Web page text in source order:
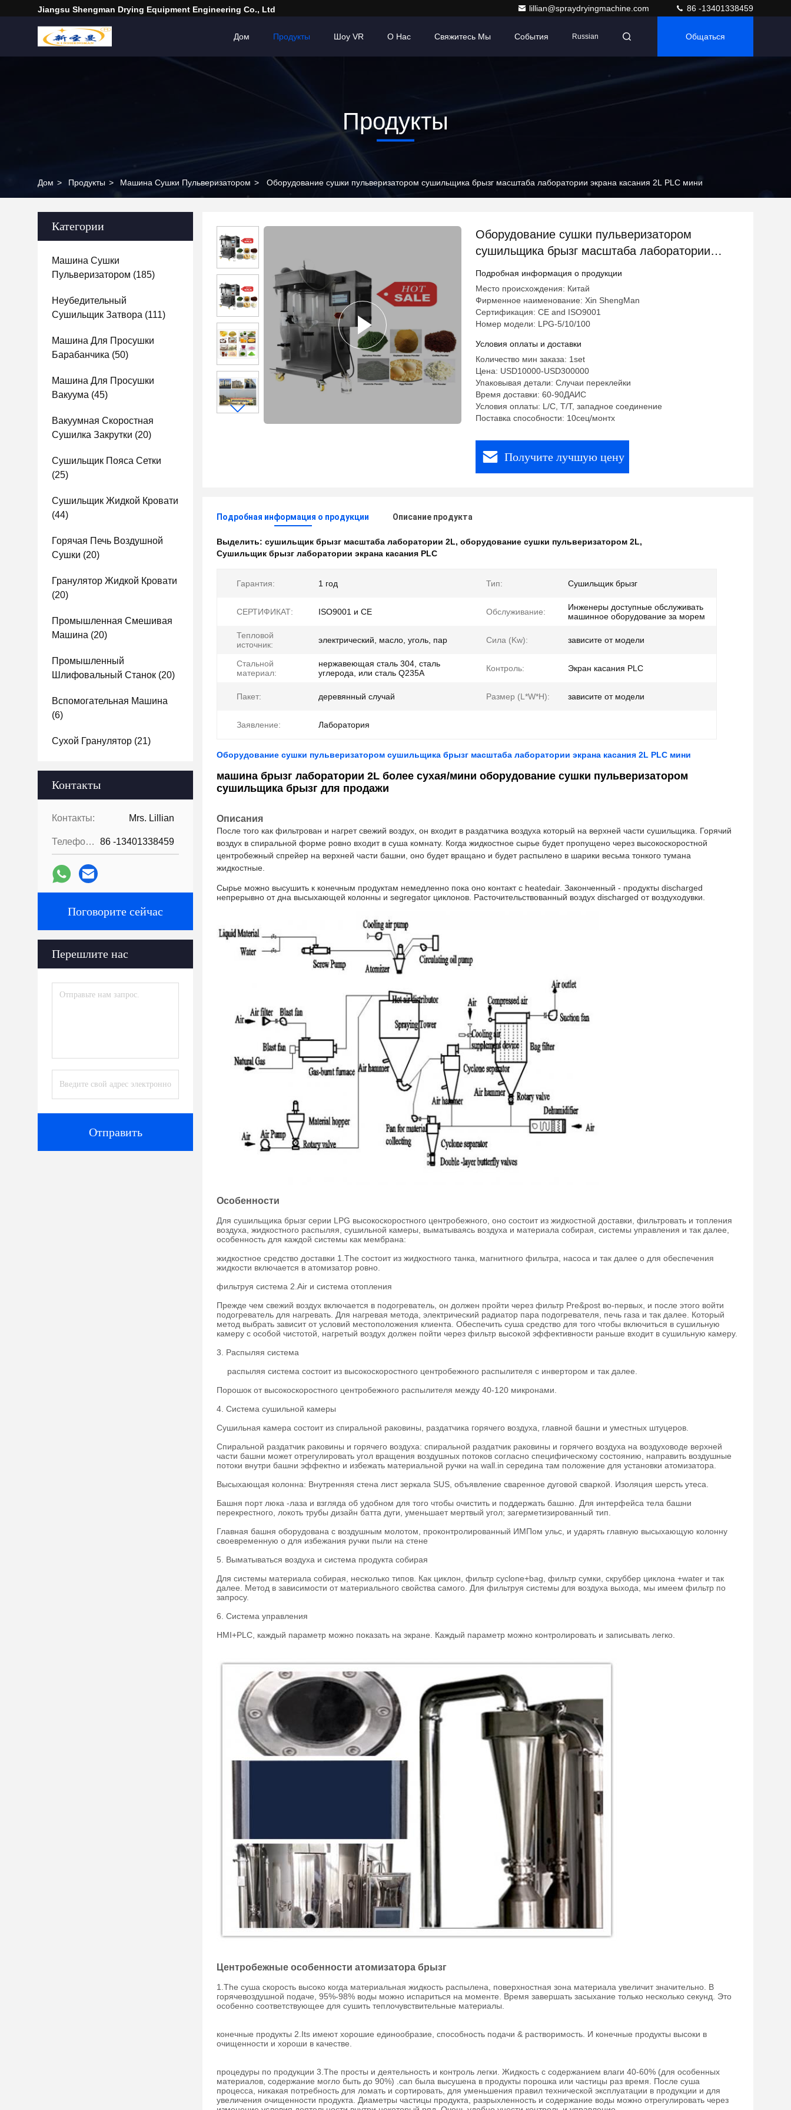
Jiangsu Shengman Drying Equipment Engineering Co., Ltd lillian@spraydryingmachine.com 86 -13401338459
Дом Продукты Шоу VR О Нас Свяжитесь Мы События Russian Общаться
Продукты
Дом > Продукты > Машина Сушки Пульверизатором > Оборудование сушки пульверизатором сушильщика брызг масштаба лаборатории экрана касания 2L PLC мини
Категории
Машина Сушки
Пульверизатором (185)
Неубедительный
Сушильщик Затвора (111)
Машина Для Просушки
Барабанчика (50)
Машина Для Просушки
Вакуума (45)
Вакуумная Скоростная
Сушилка Закрутки (20)
Сушильщик Пояса Сетки
(25)
Сушильщик Жидкой Кровати
(44)
Горячая Печь Воздушной
Сушки (20)
Гранулятор Жидкой Кровати
(20)
Промышленная Смешивая
Машина (20)
Промышленный
Шлифовальный Станок (20)
Вспомогательная Машина
(6)
Сухой Гранулятор (21)
Контакты
Контакты: Mrs. Lillian
Телефон:: 86 -13401338459
Поговорите сейчас
Перешлите нас
Отправить
Оборудование сушки пульверизатором
сушильщика брызг масштаба лаборатории
экрана касания 2L PLC мини
Подробная информация о продукции
Место происхождения: Китай
Фирменное наименование: Xin ShengMan
Сертификация: CE and ISO9001
Номер модели: LPG-5/10/100
Условия оплаты и доставки
Количество мин заказа: 1set
Цена: USD10000-USD300000
Упаковывая детали: Случаи переклейки
Время доставки: 60-90ДАИС
Условия оплаты: L/C, T/T, западное соединение
Поставка способности: 10сец/монтх
Получите лучшую цену
Подробная информация о продукции Описание продукта
Выделить: сушильщик брызг масштаба лаборатории 2L, оборудование сушки пульверизатором 2L,
Сушильщик брызг лаборатории экрана касания PLC
Гарантия: 1 год Тип: Сушильщик брызг
СЕРТИФИКАТ: ISO9001 и CE Обслуживание:
Инженеры доступные обслуживать
машинное оборудование за морем
Тепловой
источник:
электрический, масло, уголь, пар Сила (Kw): зависите от модели
Стальной
материал:
нержавеющая сталь 304, сталь
углерода, или сталь Q235A
Контроль: Экран касания PLC
Пакет: деревянный случай Размер (L*W*H): зависите от модели
Заявление: Лаборатория
Оборудование сушки пульверизатором сушильщика брызг масштаба лаборатории экрана касания 2L PLC мини
машина брызг лаборатории 2L более сухая/мини оборудование сушки пульверизатором
сушильщика брызг для продажи
Описания
После того как фильтрован и нагрет свежий воздух, он входит в раздатчика воздуха который на верхней части сушильщика. Горячий
воздух в спиральной форме ровно входит в суша комнату. Когда жидкостное сырье будет пропущено через высокоскоростной
центробежный спрейер на верхней части башни, оно будет вращано и будет распылено в шарики весьма тонкого тумана
жидкостные.
Сырье можно высушить к конечным продуктам немедленно пока оно контакт с heatedair. Законченный - продукты discharged
непрерывно от дна высыхающей колонны и segregator циклонов. Расточительствованный воздух discharged от воздуходувки.
Особенности
Для сушильщика брызг серии LPG высокоскоростного центробежного, оно состоит из жидкостной доставки, фильтровать и топления
воздуха, жидкостного распыляя, сушильной камеры, выматываясь воздуха и материала собирая, системы управления и так далее,
особенность для каждой системы как мембрана:
жидкостное средство доставки 1.The состоит из жидкостного танка, магнитного фильтра, насоса и так далее о для обеспечения
жидкости включается в атомизатор ровно.
фильтруя система 2.Air и система отопления
Прежде чем свежий воздух включается в подогреватель, он должен пройти через фильтр Pre&post во-первых, и после этого войти
подогреватель для нагревать. Для нагревая метода, электрический радиатор пара подогревателя, печь газа и так далее. Который
метод выбрать зависит от условий местоположения клиента. Обеспечить суша средство для того чтобы включиться в сушильную
камеру с особой чистотой, нагретый воздух должен пойти через фильтр высокой эффективности раньше входит в сушильную камеру.
3. Распыляя система
распыляя система состоит из высокоскоростного центробежного распылителя с инвертором и так далее.
Порошок от высокоскоростного центробежного распылителя между 40-120 микронами.
4. Система сушильной камеры
Сушильная камера состоит из спиральной раковины, раздатчика горячего воздуха, главной башни и уместных штуцеров.
Спиральной раздатчик раковины и горячего воздуха: спиральной раздатчик раковины и горячего воздуха на воздуховоде верхней
части башни может отрегулировать угол вращения воздушных потоков согласно специфическому состоянию, направить воздушные
потоки внутри башни эффектно и избежать материальной ручки на wall.in середина там положение для установки атомизатора.
Высыхающая колонна: Внутренняя стена лист зеркала SUS, объявление сваренное дуговой сваркой. Изоляция шерсть утеса.
Башня порт люка -лаза и взгляда об удобном для того чтобы очистить и поддержать башню. Для интерфейса тела башни
перекрестного, локоть трубы дизайн батта дуги, уменьшает мертвый угол; загерметизированный тип.
Главная башня оборудована с воздушным молотом, проконтролированный ИМПом ульс, и ударять главную высыхающую колонну
своевременную о для избежания ручки пыли на стене
5. Выматываться воздуха и система продукта собирая
Для системы материала собирая, несколько типов. Как циклон, фильтр cyclone+bag, фильтр сумки, скруббер циклона +water и так
далее. Метод в зависимости от материального свойства самого. Для фильтруя системы для воздуха выхода, мы имеем фильтр по
запросу.
6. Система управления
HMI+PLC, каждый параметр можно показать на экране. Каждый параметр можно контролировать и записывать легко.
Центробежные особенности атомизатора брызг
1.The суша скорость высоко когда материальная жидкость распылена, поверхностная зона материала увеличит значительно. В
горячевоздушной подаче, 95%-98% воды можно испариться на моменте. Время завершать засыхание только несколько секунд. Это
особенно соответствующее для сушить теплочувствительные материалы.
конечные продукты 2.Its имеют хорошие единообразие, способность подачи & растворимость. И конечные продукты высоки в
очищенности и хороши в качестве.
процедуры по продукции 3.The просты и деятельность и контроль легки. Жидкость с содержанием влаги 40-60% (для особенных
материалов, содержание могло быть до 90%) .can была высушена в продукты порошка или частицы раз время. После суша
процесса, никакая потребность для ломать и сортировать, для уменьшения правил технической эксплуатации в продукции и для
увеличения очищенности продукта. Диаметры частицы продукта, разрыхленность и содержание воды можно отрегулировать через